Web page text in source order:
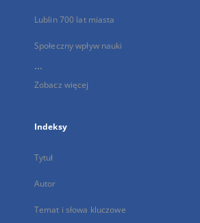
Lublin 700 lat miasta
Społeczny wpływ nauki
...
Zobacz więcej
Indeksy
Tytuł
Autor
Temat i słowa kluczowe